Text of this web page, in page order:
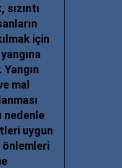
için
Yangın
mal
nedenle
uygun
önlemleri